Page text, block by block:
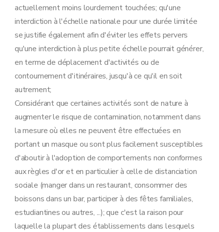
actuellement moins lourdement touchées; qu'une
interdiction à l'échelle nationale pour une durée limitée
se justifie également afin d'éviter les effets pervers
qu'une interdiction à plus petite échelle pourrait générer,
en terme de déplacement d'activités ou de
contournement d'itinéraires, jusqu'à ce qu'il en soit
autrement;
Considérant que certaines activités sont de nature à
augmenter le risque de contamination, notamment dans
la mesure où elles ne peuvent être effectuées en
portant un masque ou sont plus facilement susceptibles
d'aboutir à l'adoption de comportements non conformes
aux règles d'or et en particulier à celle de distanciation
sociale (manger dans un restaurant, consommer des
boissons dans un bar, participer à des fêtes familiales,
estudiantines ou autres, ...); que c'est la raison pour
laquelle la plupart des établissements dans lesquels